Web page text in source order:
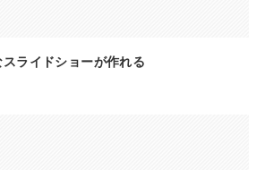
ライドショーが作れる